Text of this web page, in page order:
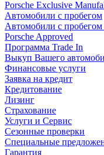
Porsche Exclusive
Автомобили с пробегом
Автомобили с
Porsche Approved
Программа Trade In
Выкуп Вашего
Финансовые услуги
Заявка на кредит
Кредитование
Лизинг
Страхование
Услуги и Сервис
Сезонные проверки
Специальные
Гарантия